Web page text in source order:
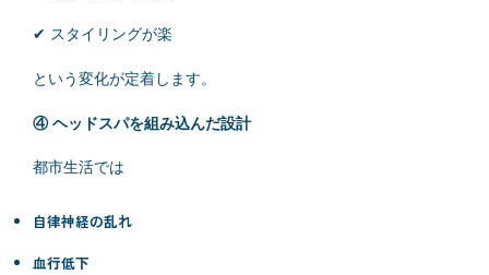
✔ スタイリングが楽
という変化が定着します。
④ ヘッドスパを組み込んだ設計
都市生活では
自律神経の乱れ
血行低下